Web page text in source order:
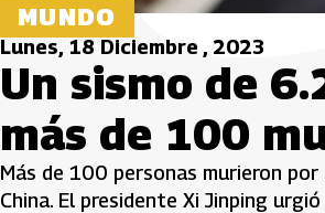
MUNDO
Lunes, 18 Diciembre , 2023
Un sismo de
más de 100
Más de 100 personas murieron
China. El presidente Xi Jinping